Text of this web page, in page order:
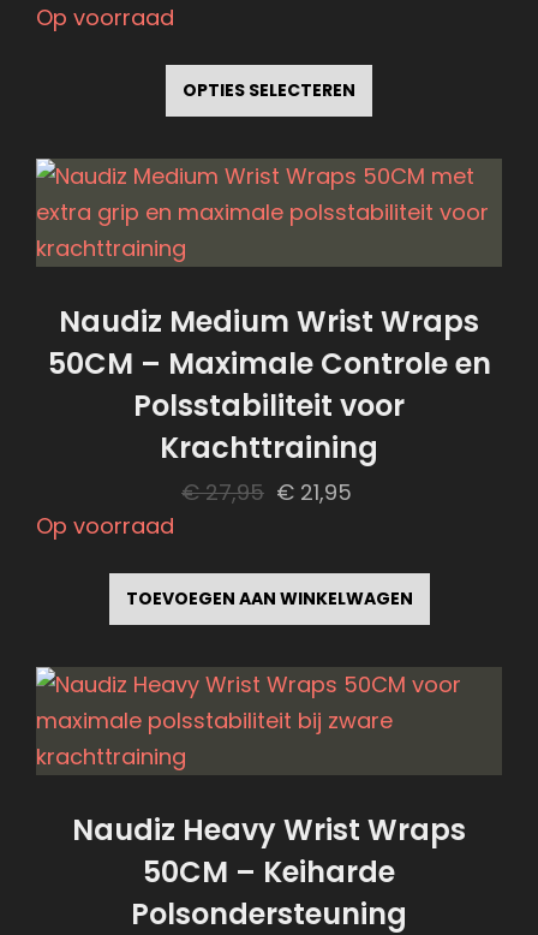
Op voorraad
OPTIES SELECTEREN
heeft
meerdere
optie
kan
gekozen
worden
op
de
Naudiz Medium Wrist Wraps
50CM – Maximale Controle en
Polsstabiliteit voor
Krachttraining
€27,95 Oorspronkelijke
€21,95
Op voorraad
TOEVOEGEN AAN WINKELWAGEN
Naudiz Heavy Wrist Wraps
50CM – Keiharde
Polsondersteuning